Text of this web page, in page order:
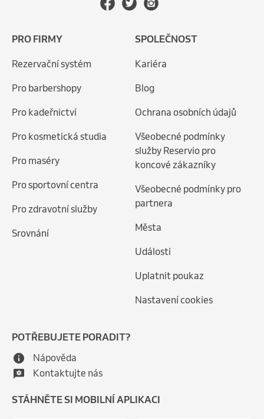
PRO FIRMY
Rezervační systém
Pro barbershopy
Pro kadeřnictví
Pro kosmetická studia
Pro maséry
Pro sportovní centra
Pro zdravotní služby
Srovnání
SPOLEČNOST
Kariéra
Blog
Ochrana osobních údajů
Všeobecné podmínky
služby Reservio pro
koncové zákazníky
Všeobecné podmínky pro
partnera
Města
Události
Uplatnit poukaz
Nastavení cookies
POTŘEBUJETE PORADIT?
Nápověda
Kontaktujte nás
STÁHNĚTE SI MOBILNÍ APLIKACI